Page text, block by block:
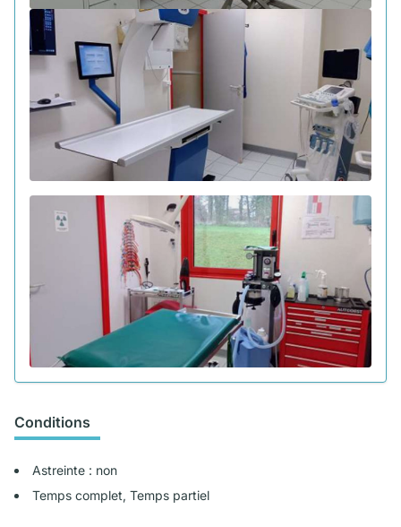
Conditions
Astreinte : non
Temps complet, Temps partiel